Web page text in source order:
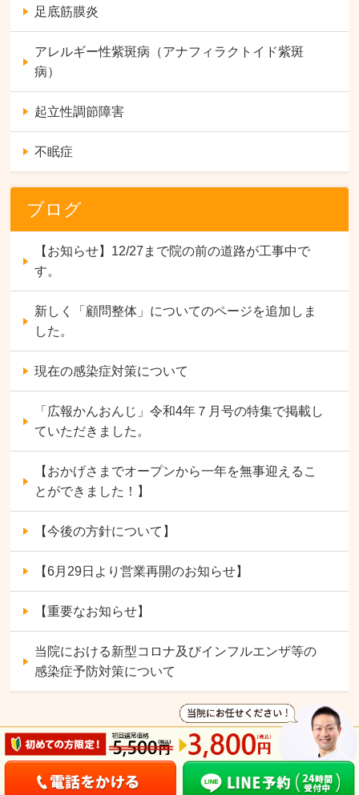
足底筋膜炎
アレルギー性紫斑病（アナフィラクトイド紫斑
病）
起立性調節障害
不眠症
ブログ
【お知らせ】12/27まで院の前の道路が工事中で
す。
新しく「顧問整体」についてのページを追加しま
した。
現在の感染症対策について
「広報かんおんじ」令和4年７月号の特集で掲載し
ていただきました。
【おかげさまでオープンから一年を無事迎えるこ
とができました！】
【今後の方針について】
【6月29日より営業再開のお知らせ】
【重要なお知らせ】
当院における新型コロナ及びインフルエンザ等の
感染症予防対策について